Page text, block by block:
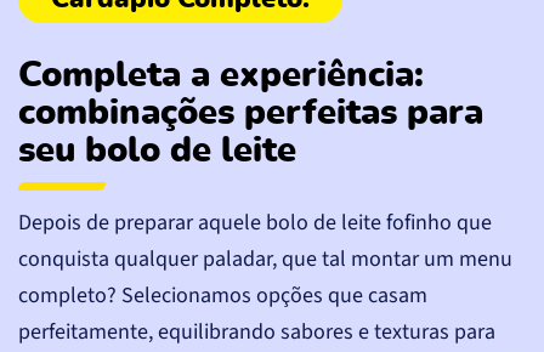
Completa a experiência:
combinações perfeitas para
seu bolo de leite
Depois de preparar aquele bolo de leite fofinho que
conquista qualquer paladar, que tal montar um menu
completo? Selecionamos opções que casam
perfeitamente, equilibrando sabores e texturas para